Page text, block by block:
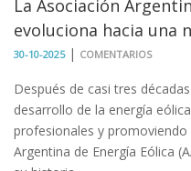
La Asociación
evoluciona hacia una
30-10-2025| COMENTARIOS
Después de casi tres
desarrollo de la energía
profesionales y
Argentina de Energía Eólica